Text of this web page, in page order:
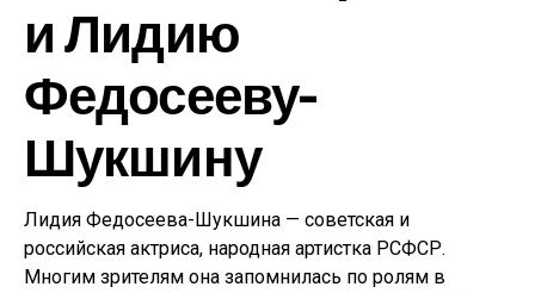
и Лидию
Федосееву-
Шукшину
Лидия Федосеева-Шукшина — советская и
российская актриса, народная артистка РСФСР.
Многим зрителям она запомнилась по ролям в